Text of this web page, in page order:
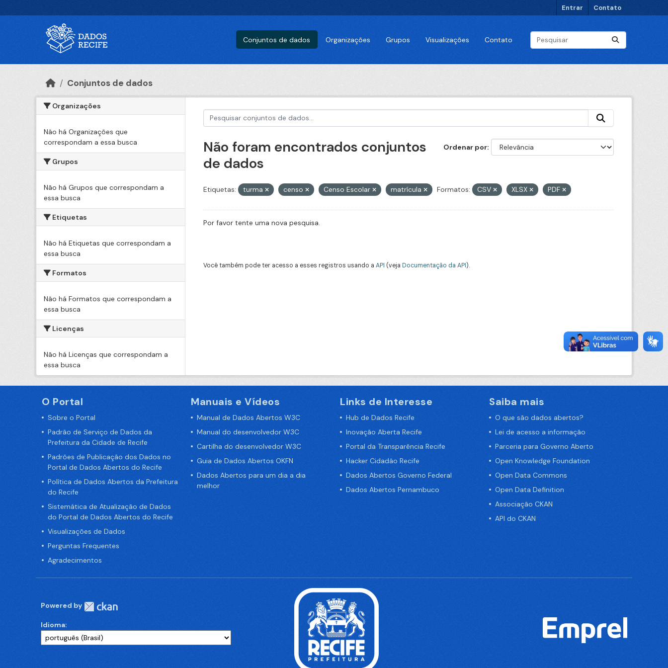
Entrar Contato
Conjuntos de dados Organizações Grupos Visualizações Contato
Conjuntos de dados
Organizações
Não há Organizações que
correspondam a essa busca
Grupos
Não há Grupos que correspondam a
essa busca
Etiquetas
Não há Etiquetas que correspondam a
essa busca
Formatos
Não há Formatos que correspondam a
essa busca
Licenças
Não há Licenças que correspondam a
essa busca
Ordenar por
Não foram encontrados conjuntos
de dados
Etiquetas: turma censo Censo Escolar matrícula Formatos: CSV XLSX PDF
Por favor tente uma nova pesquisa.
Você também pode ter acesso a esses registros usando a API (veja Documentação da API).
O Portal
Sobre o Portal
Padrão de Serviço de Dados da
Prefeitura da Cidade de Recife
Padrões de Publicação dos Dados no
Portal de Dados Abertos do Recife
Política de Dados Abertos da Prefeitura
do Recife
Sistemática de Atualização de Dados
do Portal de Dados Abertos do Recife
Visualizações de Dados
Perguntas Frequentes
Agradecimentos
Manuais e Vídeos
Manual de Dados Abertos W3C
Manual do desenvolvedor W3C
Cartilha do desenvolvedor W3C
Guia de Dados Abertos OKFN
Dados Abertos para um dia a dia
melhor
Links de Interesse
Hub de Dados Recife
Inovação Aberta Recife
Portal da Transparência Recife
Hacker Cidadão Recife
Dados Abertos Governo Federal
Dados Abertos Pernambuco
Saiba mais
O que são dados abertos?
Lei de acesso a informação
Parceria para Governo Aberto
Open Knowledge Foundation
Open Data Commons
Open Data Definition
Associação CKAN
API do CKAN
Powered by
Idioma